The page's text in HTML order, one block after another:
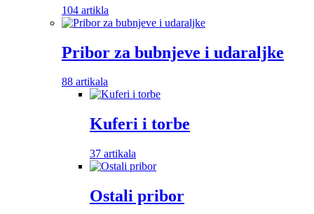
104 artikla
Pribor za bubnjeve i udaraljke
88 artikala
Kuferi i torbe
37 artikala
Ostali pribor